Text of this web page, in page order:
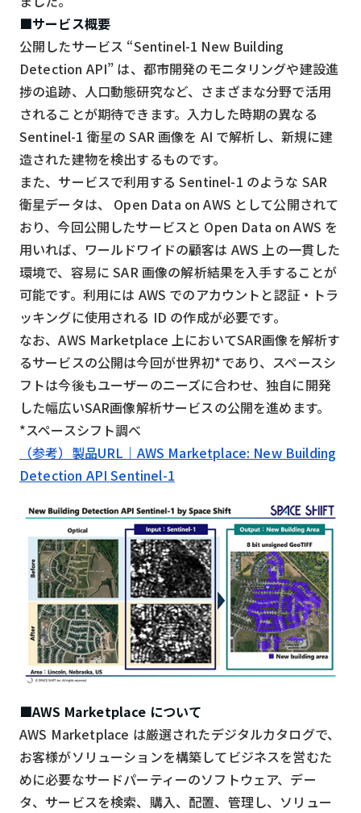
スマート物流
IoT
DX
ニュース
デジタルサイネージ
カメラ
Wi-Fi
SaaS
AI
おすすめ
SIM
スマホ
リセット
検索する
■サービス概要
公開したサービス “Sentinel-1 New Building
Detection API” は、都市開発のモニタリングや建設進
捗の追跡、人口動態研究など、さまざまな分野で活用
されることが期待できます。入力した時期の異なる
Sentinel-1 衛星の SAR 画像を AI で解析し、新規に建
造された建物を検出するものです。
また、サービスで利用する Sentinel-1 のような SAR
衛星データは、 Open Data on AWS として公開されて
おり、今回公開したサービスと Open Data on AWS を
用いれば、ワールドワイドの顧客は AWS 上の一貫した
環境で、容易に SAR 画像の解析結果を入手することが
可能です。利用には AWS でのアカウントと認証・トラ
ッキングに使用される ID の作成が必要です。
なお、AWS Marketplace 上においてSAR画像を解析す
るサービスの公開は今回が世界初*であり、スペースシ
フトは今後もユーザーのニーズに合わせ、独自に開発
した幅広いSAR画像解析サービスの公開を進めます。
*スペースシフト調べ
（参考）製品URL｜AWS Marketplace: New Building
Detection API Sentinel-1
■AWS Marketplace について
AWS Marketplace は厳選されたデジタルカタログで、
お客様がソリューションを構築してビジネスを営むた
めに必要なサードパーティーのソフトウェア、デー
タ、サービスを検索、購入、配置、管理し、ソリュー